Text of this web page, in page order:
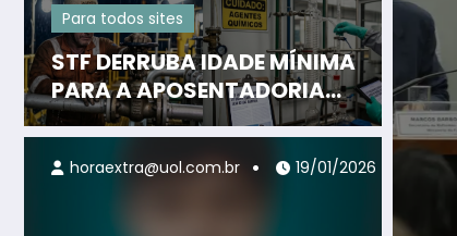
Para todos sites
STF DERRUBA IDADE MÍNIMA
PARA A APOSENTADORIA
ESPECIAL
horaextra@uol.com.br 19/01/2026